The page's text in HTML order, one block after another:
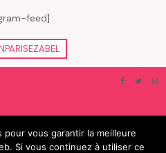
feed]
BLOGROLL
vous garantir la meilleure
Si vous continuez à utiliser ce